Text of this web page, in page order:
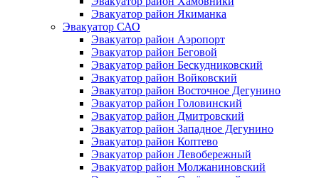
Эвакуатор район Якиманка
Эвакуатор САО
Эвакуатор район Аэропорт
Эвакуатор район Беговой
Эвакуатор район Бескудниковский
Эвакуатор район Войковский
Эвакуатор район Восточное Дегунино
Эвакуатор район Головинский
Эвакуатор район Дмитровский
Эвакуатор район Западное Дегунино
Эвакуатор район Коптево
Эвакуатор район Левобережный
Эвакуатор район Молжаниновский